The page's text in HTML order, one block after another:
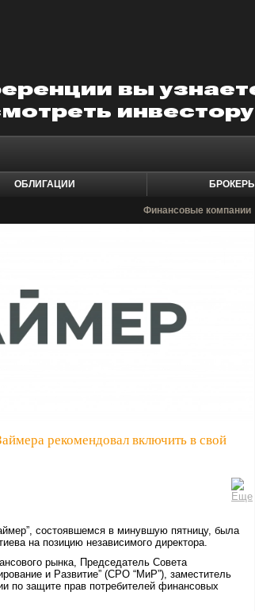
ОБЛИГАЦИИ БРОКЕРЫ
Финансовые компании
рекомендовал включить в свой
состоявшемся в минувшую пятницу, была
на позицию независимого директора.
рынка, Председатель Совета
и Развитие” (СРО “МиР”), заместитель
по защите прав потребителей финансовых